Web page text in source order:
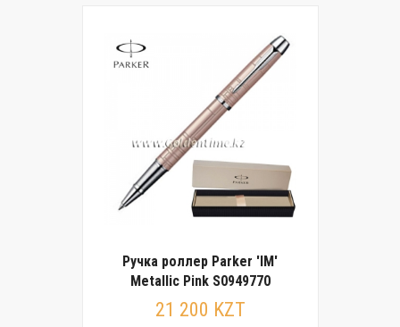
Ручка роллер Parker 'IM'
Metallic Pink S0949770
21 200 KZT